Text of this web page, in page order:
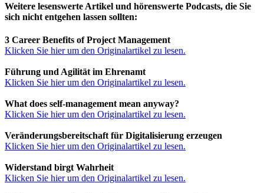
Weitere lesenswerte Artikel und hörenswerte Podcasts, die Sie
sich nicht entgehen lassen sollten:
3 Career Benefits of Project Management
Klicken Sie hier um den Originalartikel zu lesen.
Führung und Agilität im Ehrenamt
Klicken Sie hier um den Originalartikel zu lesen.
What does self-management mean anyway?
Klicken Sie hier um den Originalartikel zu lesen.
Veränderungsbereitschaft für Digitalisierung erzeugen
Klicken Sie hier um den Originalartikel zu lesen.
Widerstand birgt Wahrheit
Klicken Sie hier um den Originalartikel zu lesen.